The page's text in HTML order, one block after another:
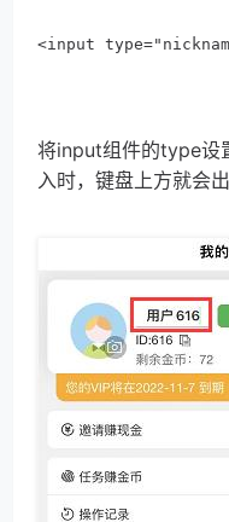
<input
将input组件的type设
入时，键盘上方就会